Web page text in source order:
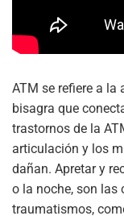
ATM se refiere a
bisagra que
trastornos de la
articulación y los
dañan. Apretar y
o la noche, son las
traumatismos,